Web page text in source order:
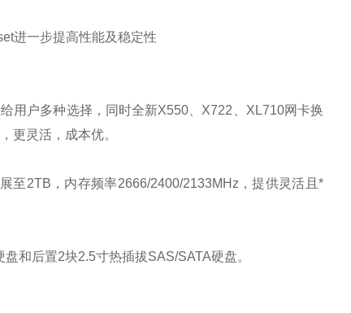
进一步提高性能及稳定性
户多种选择，同时全新X550、X722、XL710网卡换
更灵活，成本优。
2TB，内存频率2666/2400/2133MHz，提供灵活且*
后置2块2.5寸热插拔SAS/SATA硬盘。